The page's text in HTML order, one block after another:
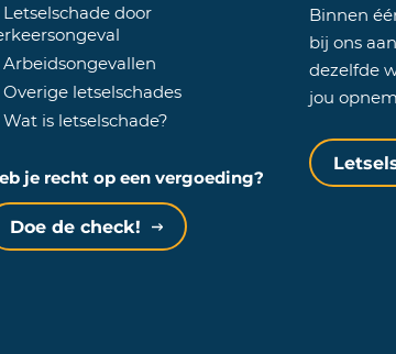
Letselschade door
Arbeidsongevallen
Overige letselschades
Wat is letselschade?
je recht op een vergoeding?
Doe de check!
Binnen
bij ons
dezelfde
jou